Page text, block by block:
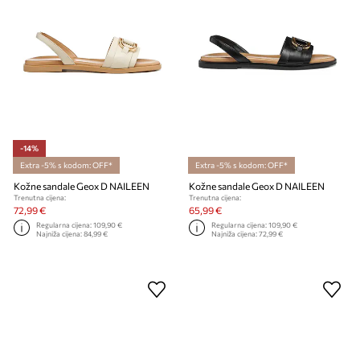
-14%
Extra -5% s kodom: OFF*
Kožne sandale Geox D NAILEEN
Trenutna cijena:
72,99 €
Regularna cijena:109,90 €
Najniža cijena:84,99 €
Extra -5% s kodom: OFF*
Kožne sandale Geox D NAILEEN
Trenutna cijena:
65,99 €
Regularna cijena:109,90 €
Najniža cijena:72,99 €